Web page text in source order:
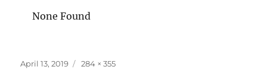
None Found
Posted
April 13, 2019
Full
284 × 355